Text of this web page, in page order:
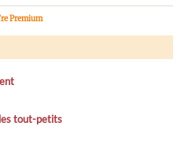
Premium
tout-petits